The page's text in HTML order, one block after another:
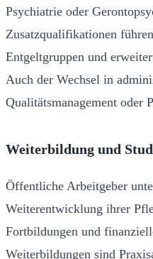
Psychiatrie oder
Zusatzqualifikationen
Entgeltgruppen und
Auch der Wechsel in
Qualitätsmanagement oder
Weiterbildung und
Öffentliche Arbeitgeber
Weiterentwicklung ihrer
Fortbildungen und
Weiterbildungen sind